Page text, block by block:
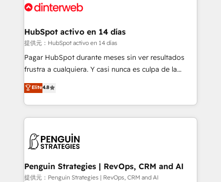
Onboarding Accredited 🔐 ISO27001 & ISO9001
and Customer First Awards, 4.9/5 rating in HubSpot
helps the following industries: logistics & 3PL, home
improvement & construction, branding and
commercialization, real estate, health, education,
SaaS, Software Dev & IT and consulting, make the
the United States, EU, UAE, Mexico and Latin
America. From casual user to super fan: make
HubSpot activo en 14 días
提供元：HubSpot activo en 14 días
Pagar HubSpot durante meses sin ver resultados
frustra a cualquiera. Y casi nunca es culpa de la
herramienta: es del enfoque con el que se
implementó. Trabajamos con un catálogo de +80
casos de uso: cada uno resuelve un problema
concreto de tu operación en HubSpot. La entrega
en paralelo cuando tiene sentido, y siempre
Empiezas a ver resultados antes de que termine el
mes. 🏆 HubSpot Partner of the Year 2022, máximo
Elite4.8
Penguin Strategies | RevOps, CRM and AI
提供元：Penguin Strategies | RevOps, CRM and AI